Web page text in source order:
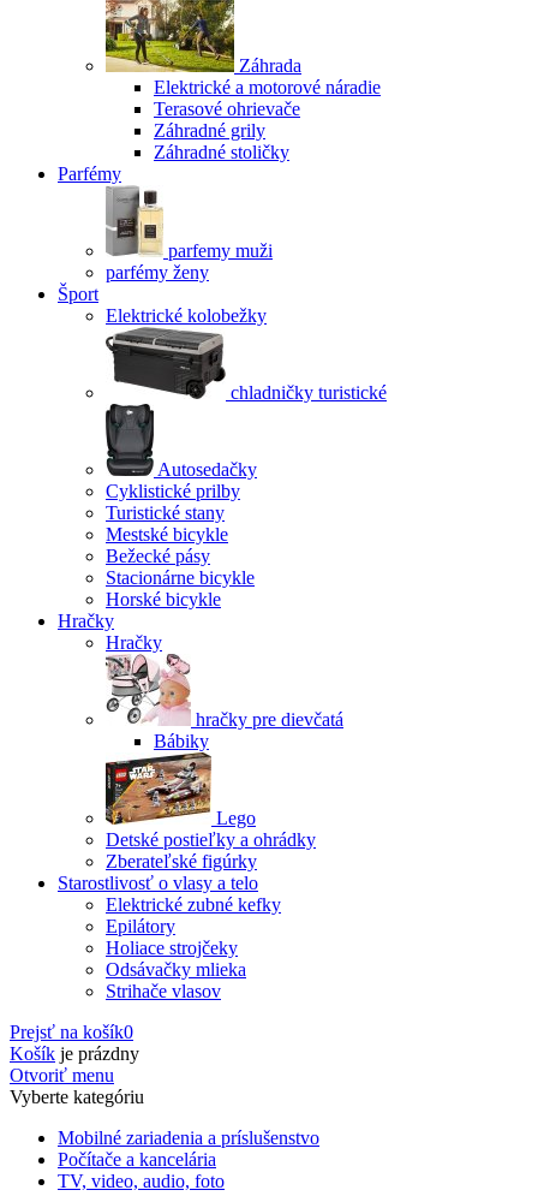
Záhrada
Elektrické a motorové náradie
Terasové ohrievače
Záhradné grily
Záhradné stoličky
Parfémy
parfemy muži
parfémy ženy
Šport
Elektrické kolobežky
chladničky turistické
Autosedačky
Cyklistické prilby
Turistické stany
Mestské bicykle
Bežecké pásy
Stacionárne bicykle
Horské bicykle
Hračky
Hračky
hračky pre dievčatá
Bábiky
Lego
Detské postieľky a ohrádky
Zberateľské figúrky
Starostlivosť o vlasy a telo
Elektrické zubné kefky
Epilátory
Holiace strojčeky
Odsávačky mlieka
Strihače vlasov
Prejsť na košík0
Košík je prázdny
Otvoriť menu
Vyberte kategóriu
Mobilné zariadenia a príslušenstvo
Počítače a kancelária
TV, video, audio, foto